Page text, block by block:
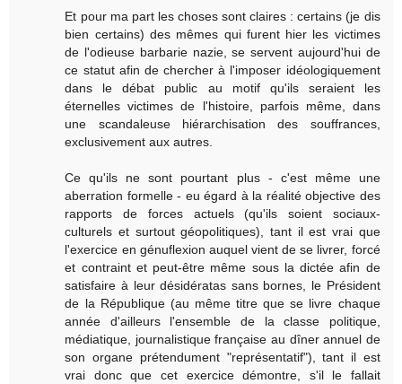
Et pour ma part les choses sont claires : certains (je dis
bien certains) des mêmes qui furent hier les victimes
de l'odieuse barbarie nazie, se servent aujourd'hui de
ce statut afin de chercher à l'imposer idéologiquement
dans le débat public au motif qu'ils seraient les
éternelles victimes de l'histoire, parfois même, dans
une scandaleuse hiérarchisation des souffrances,
exclusivement aux autres.
Ce qu'ils ne sont pourtant plus - c'est même une
aberration formelle - eu égard à la réalité objective des
rapports de forces actuels (qu'ils soient sociaux-
culturels et surtout géopolitiques), tant il est vrai que
l'exercice en génuflexion auquel vient de se livrer, forcé
et contraint et peut-être même sous la dictée afin de
satisfaire à leur désidératas sans bornes, le Président
de la République (au même titre que se livre chaque
année d'ailleurs l'ensemble de la classe politique,
médiatique, journalistique française au dîner annuel de
son organe prétendument "représentatif"), tant il est
vrai donc que cet exercice démontre, s'il le fallait